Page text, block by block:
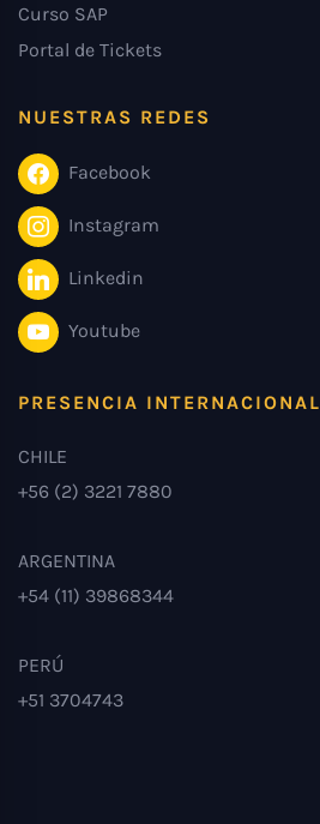
Curso SAP
Portal de Tickets
NUESTRAS REDES
Facebook
Instagram
Linkedin
Youtube
PRESENCIA INTERNACIONAL
CHILE
+56 (2) 3221 7880
ARGENTINA
+54 (11) 39868344
PERÚ
+51 3704743